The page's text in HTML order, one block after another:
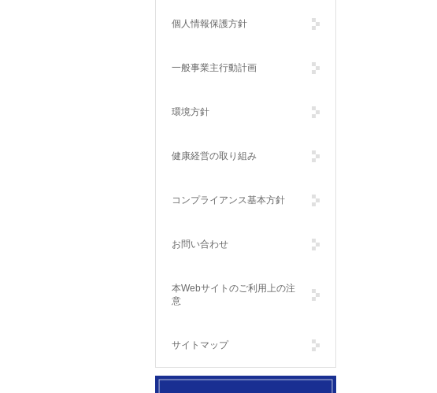
個人情報保護方針
一般事業主行動計画
環境方針
健康経営の取り組み
コンプライアンス基本方針
お問い合わせ
本Webサイトのご利用上の注
意
サイトマップ